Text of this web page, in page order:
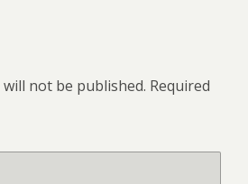
not be published. Required